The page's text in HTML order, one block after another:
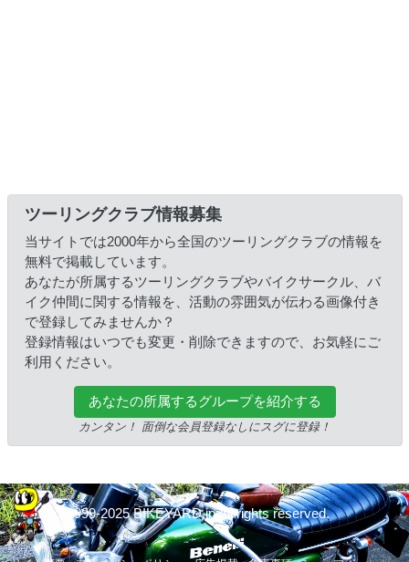
ツーリングクラブ情報募集
当サイトでは2000年から全国のツーリングクラブの情報を
無料で掲載しています。
あなたが所属するツーリングクラブやバイクサークル、バ
イク仲間に関する情報を、活動の雰囲気が伝わる画像付き
で登録してみませんか？
登録情報はいつでも変更・削除できますので、お気軽にご
利用ください。
あなたの所属するグループを紹介する
カンタン！ 面倒な会員登録なしにスグに登録！
© 1999-2025 BIKEYARD.jp All rights reserved.